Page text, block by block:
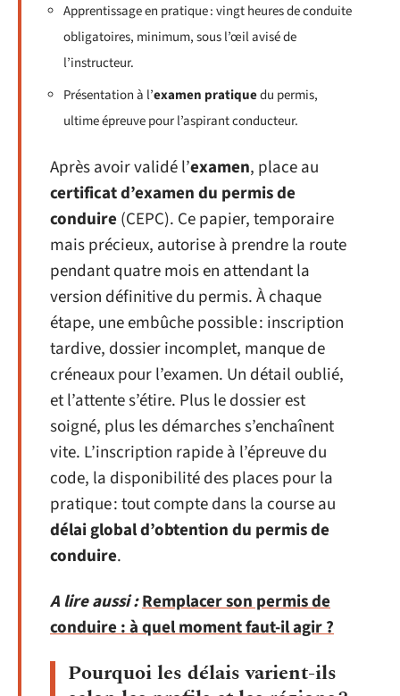
Apprentissage en pratique : vingt heures de conduite
obligatoires, minimum, sous l’œil avisé de
l’instructeur.
Présentation à l’examen pratiquedu permis,
ultime épreuve pour l’aspirant conducteur.
Après avoir validé l’examen, place au
certificat d’examen du permis de
conduire (CEPC). Ce papier, temporaire
mais précieux, autorise à prendre la route
pendant quatre mois en attendant la
version définitive du permis. À chaque
étape, une embûche possible : inscription
tardive, dossier incomplet, manque de
créneaux pour l’examen. Un détail oublié,
et l’attente s’étire. Plus le dossier est
soigné, plus les démarches s’enchaînent
vite. L’inscription rapide à l’épreuve du
code, la disponibilité des places pour la
pratique : tout compte dans la course au
délai global d’obtention du permis de
conduire.
A lire aussi :Remplacer son permis de
conduire : à quel moment faut-il agir ?
Pourquoi les délais varient-ils